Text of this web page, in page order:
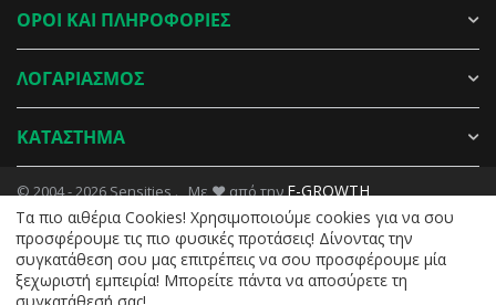
ΟΡΟΙ ΚΑΙ ΠΛΗΡΟΦΟΡΙΕΣ
ΛΟΓΑΡΙΑΣΜΟΣ
ΚΑΤΑΣΤΗΜΑ
© 2004 - 2026 Sensities . Με ♥ από τηνE-GROWTH
Tα πιο αιθέρια Cookies! Χρησιμοποιούμε cookies για να σου
προσφέρουμε τις πιο φυσικές προτάσεις! Δίνοντας την
συγκατάθεση σου μας επιτρέπεις να σου προσφέρουμε μία
ξεχωριστή εμπειρία! Μπορείτε πάντα να αποσύρετε τη